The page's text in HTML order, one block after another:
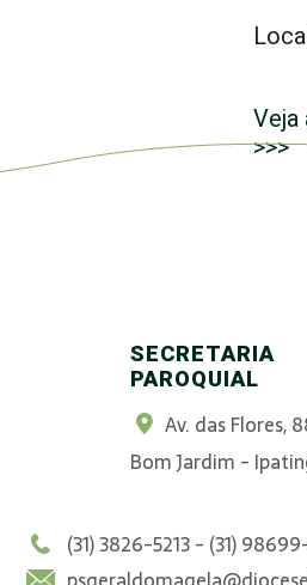
Veja
>>>
SECRETARIA
PAROQUIAL
Av. das Flores,
Bom Jardim -
(31) 3826-5213 - (31)